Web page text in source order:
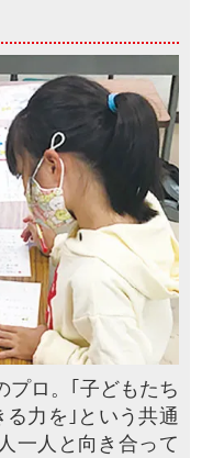
プロ。｢子どもたち
力を｣という共通
一人と向き合って